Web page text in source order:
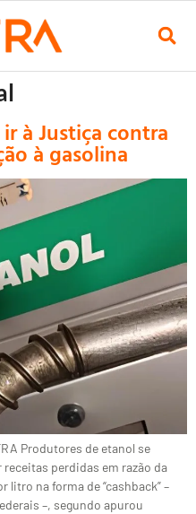
à Justiça contra
à gasolina
Produtores de etanol se
perdidas em razão da
litro na forma de “cashback” –
–, segundo apurou